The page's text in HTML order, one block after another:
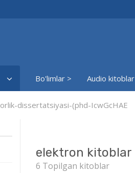
Bo'limlar > Audio kitoblar
dissertatsiyasi-(phd-IcwGcHAE
elektron kitoblar
6 Topilgan kitoblar